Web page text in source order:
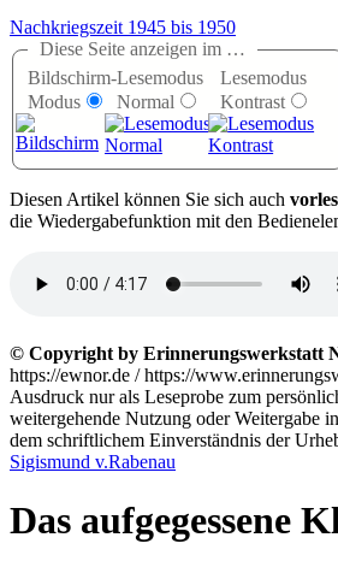
Nachkriegszeit 1945 bis 1950
Diese Seite anzeigen im …
Bildschirm-
Modus
Lesemodus
Normal
Lesemodus
Kontrast
Diesen Artikel können Sie sich auch
die Wiedergabefunktion mit den
© Copyright by Erinnerungswerkstatt
https://ewnor.de / https://
Ausdruck nur als Leseprobe zum
weitergehende Nutzung oder Weitergabe
dem schriftlichem Einverständnis der
Sigismund v.Rabenau
Das aufgegessene